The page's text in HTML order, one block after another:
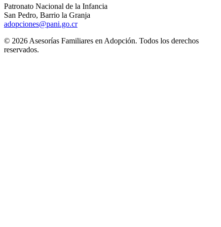
Patronato Nacional de la Infancia
San Pedro, Barrio la Granja
adopciones@pani.go.cr
© 2026 Asesorías Familiares en Adopción. Todos los derechos
reservados.